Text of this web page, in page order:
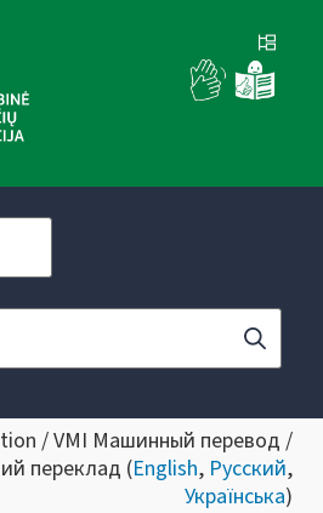
/ VMI Машинный перевод /
переклад (English, Русский,
Українська)